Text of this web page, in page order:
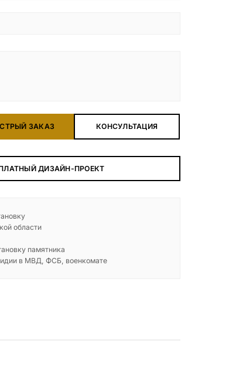
ЗАКАЗ КОНСУЛЬТАЦИЯ
ДИЗАЙН-ПРОЕКТ
области
памятника
в МВД, ФСБ, военкомате